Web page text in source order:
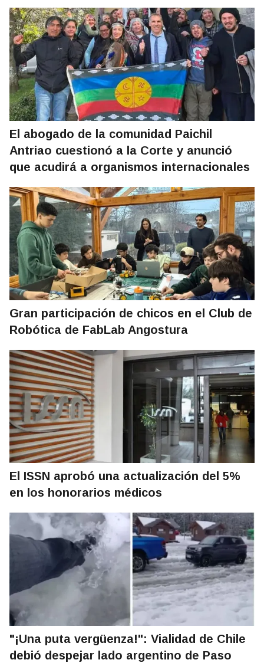
El abogado de la comunidad Paichil
Antriao cuestionó a la Corte y anunció
que acudirá a organismos internacionales
Gran participación de chicos en el Club de
Robótica de FabLab Angostura
El ISSN aprobó una actualización del 5%
en los honorarios médicos
"¡Una puta vergüenza!": Vialidad de Chile
debió despejar lado argentino de Paso